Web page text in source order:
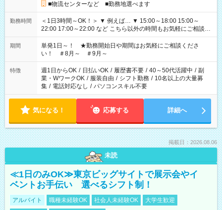
■物流センターなど ■勤務地選べます
勤務時間
＜1日3時間～OK！＞ ▼ 例えば… ▼ 15:00～18:00 15:00～
22:00 17:00～22:00 など こちら以外の時間もお気軽にご相談く
ださい！
期間
単発1日～！ ★勤務開始日や期間はお気軽にご相談くださ
い！ ＃8月～ ＃9月～
特徴 週1日からOK / 日払いOK / 履歴書不要 / 40～50代活躍中 / 副
業・WワークOK / 服装自由 / シフト勤務 / 10名以上の大量募
集 / 電話対応なし / パソコンスキル不要
気になる！ 応募する 詳細へ
掲載日：2026.08.06
未読
≪1日のみOK≫東京ビッグサイトで展示会やイ
ベントお手伝い 選べるシフト制！
アルバイト 職種未経験OK 社会人未経験OK
大学生歓迎